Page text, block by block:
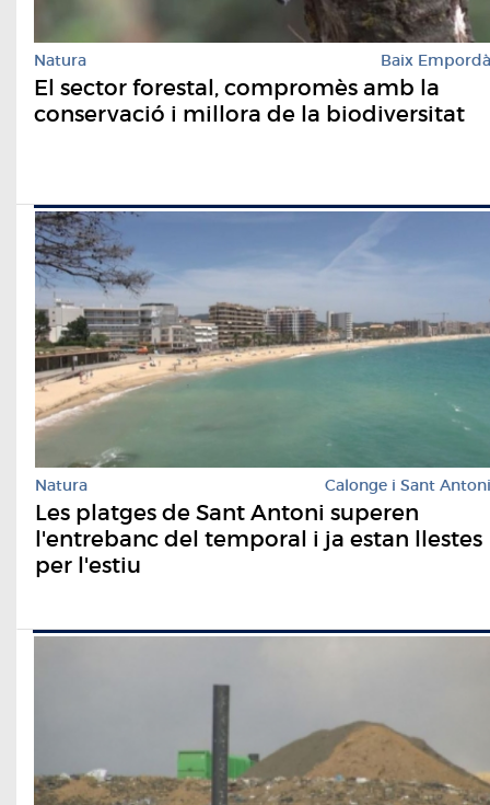
Natura Baix Empordà
El sector forestal, compromès amb la
conservació i millora de la biodiversitat
Natura Calonge i Sant Antoni
Les platges de Sant Antoni superen
l'entrebanc del temporal i ja estan llestes
per l'estiu